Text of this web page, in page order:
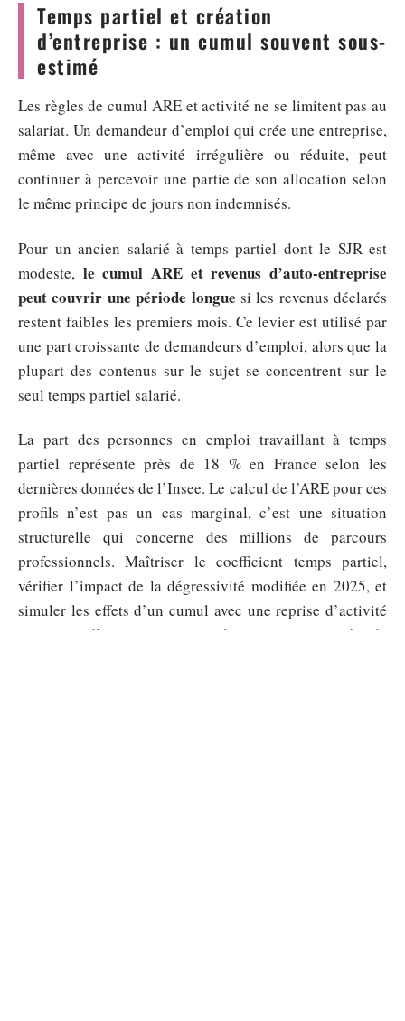
Temps partiel et création
d’entreprise : un cumul souvent sous-
estimé
Les règles de cumul ARE et activité ne se limitent pas au
salariat. Un demandeur d’emploi qui crée une entreprise,
même avec une activité irrégulière ou réduite, peut
continuer à percevoir une partie de son allocation selon
le même principe de jours non indemnisés.
Pour un ancien salarié à temps partiel dont le SJR est
modeste, le cumul ARE et revenus d’auto-entreprise
peut couvrir une période longue si les revenus déclarés
restent faibles les premiers mois. Ce levier est utilisé par
une part croissante de demandeurs d’emploi, alors que la
plupart des contenus sur le sujet se concentrent sur le
seul temps partiel salarié.
La part des personnes en emploi travaillant à temps
partiel représente près de 18 % en France selon les
dernières données de l’Insee. Le calcul de l’ARE pour ces
profils n’est pas un cas marginal, c’est une situation
structurelle qui concerne des millions de parcours
professionnels. Maîtriser le coefficient temps partiel,
vérifier l’impact de la dégressivité modifiée en 2025, et
simuler les effets d’un cumul avec une reprise d’activité
permet d’optimiser concrètement sa période